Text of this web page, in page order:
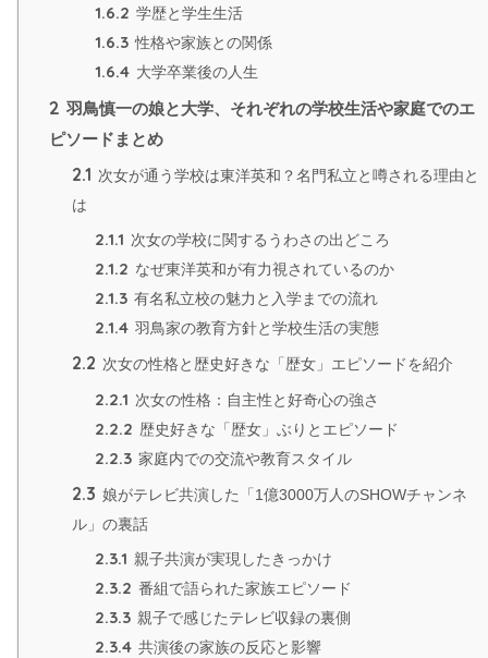
1.6.2 学歴と学生生活
1.6.3 性格や家族との関係
1.6.4 大学卒業後の人生
2 羽鳥慎一の娘と大学、それぞれの学校生活や家庭でのエ
ピソードまとめ
2.1 次女が通う学校は東洋英和？名門私立と噂される理由と
は
2.1.1 次女の学校に関するうわさの出どころ
2.1.2 なぜ東洋英和が有力視されているのか
2.1.3 有名私立校の魅力と入学までの流れ
2.1.4 羽鳥家の教育方針と学校生活の実態
2.2 次女の性格と歴史好きな「歴女」エピソードを紹介
2.2.1 次女の性格：自主性と好奇心の強さ
2.2.2 歴史好きな「歴女」ぶりとエピソード
2.2.3 家庭内での交流や教育スタイル
2.3 娘がテレビ共演した「1億3000万人のSHOWチャンネ
ル」の裏話
2.3.1 親子共演が実現したきっかけ
2.3.2 番組で語られた家族エピソード
2.3.3 親子で感じたテレビ収録の裏側
2.3.4 共演後の家族の反応と影響